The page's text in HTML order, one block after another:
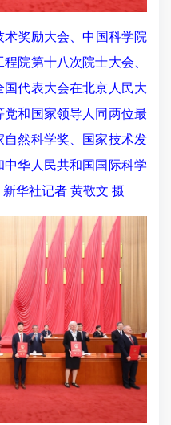
奖励大会、中国科学院
院第十八次院士大会、
代表大会在北京人民大
和国家领导人同两位最
然科学奖、国家技术发
华人民共和国国际科学
华社记者 黄敬文 摄